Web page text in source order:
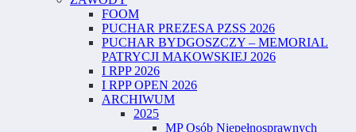
FOOM
PUCHAR PREZESA PZSS 2026
PUCHAR BYDGOSZCZY – MEMORIAL
PATRYCJI MAKOWSKIEJ 2026
I RPP 2026
I RPP OPEN 2026
ARCHIWUM
2025
MP Osób Niepełnosprawnych